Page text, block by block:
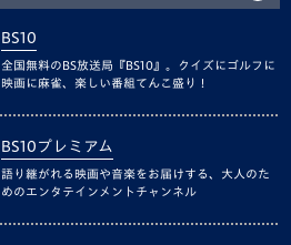
BS10
全国無料のBS放送局『BS10』。クイズにゴルフに
映画に麻雀、楽しい番組てんこ盛り！
BS10プレミアム
語り継がれる映画や音楽をお届けする、大人のた
めのエンタテインメントチャンネル